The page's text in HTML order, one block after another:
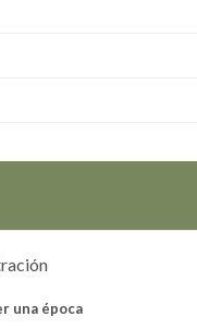
una época